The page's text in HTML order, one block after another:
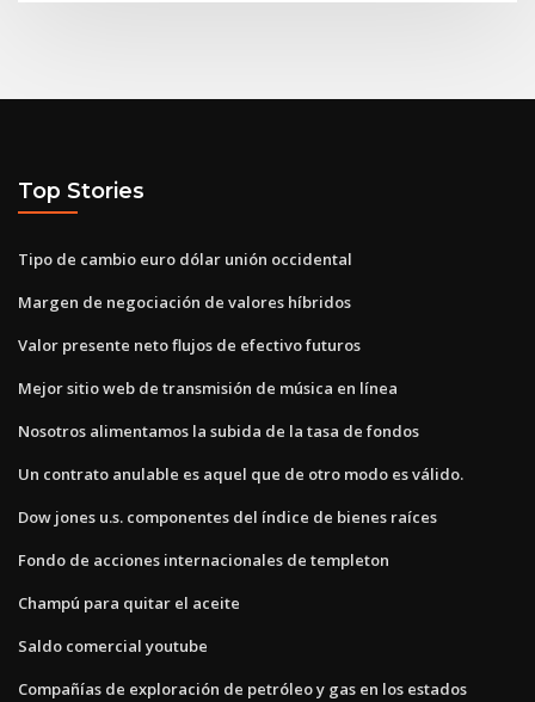
Top Stories
Tipo de cambio euro dólar unión occidental
Margen de negociación de valores híbridos
Valor presente neto flujos de efectivo futuros
Mejor sitio web de transmisión de música en línea
Nosotros alimentamos la subida de la tasa de fondos
Un contrato anulable es aquel que de otro modo es válido.
Dow jones u.s. componentes del índice de bienes raíces
Fondo de acciones internacionales de templeton
Champú para quitar el aceite
Saldo comercial youtube
Compañías de exploración de petróleo y gas en los estados